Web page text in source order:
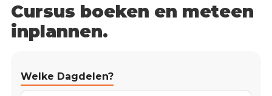
Cursus boeken en meteen
inplannen.
Welke Dagdelen?